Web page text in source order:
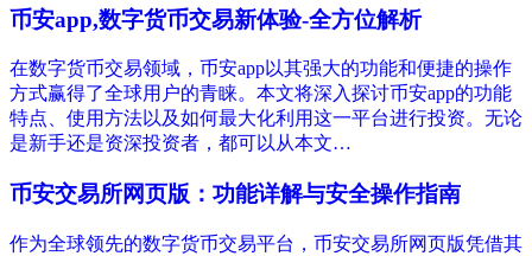
币安app,数字货币交易新体验-全方位解析
在数字货币交易领域，币安app以其强大的功能和便捷的操作
方式赢得了全球用户的青睐。本文将深入探讨币安app的功能
特点、使用方法以及如何最大化利用这一平台进行投资。无论
是新手还是资深投资者，都可以从本文…
币安交易所网页版：功能详解与安全操作指南
作为全球领先的数字货币交易平台，币安交易所网页版凭借其